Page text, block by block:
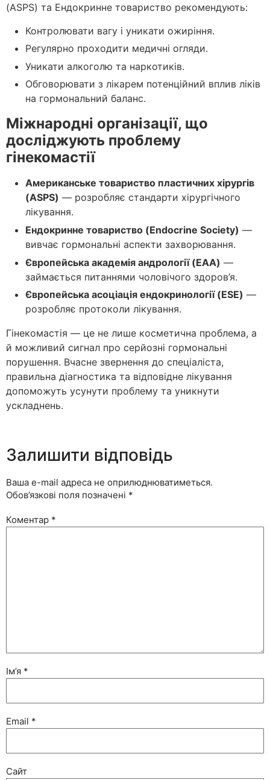
(ASPS) та Ендокринне товариство рекомендують:
Контролювати вагу і уникати ожиріння.
Регулярно проходити медичні огляди.
Уникати алкоголю та наркотиків.
Обговорювати з лікарем потенційний вплив ліків
на гормональний баланс.
Міжнародні організації, що
досліджують проблему
гінекомастії
Американське товариство пластичних хірургів
(ASPS) — розробляє стандарти хірургічного
лікування.
Ендокринне товариство (Endocrine Society) —
вивчає гормональні аспекти захворювання.
Європейська академія андрології (EAA) —
займається питаннями чоловічого здоров’я.
Європейська асоціація ендокринології (ESE) —
розробляє протоколи лікування.
Гінекомастія — це не лише косметична проблема, а
й можливий сигнал про серйозні гормональні
порушення. Вчасне звернення до спеціаліста,
правильна діагностика та відповідне лікування
допоможуть усунути проблему та уникнути
ускладнень.
Залишити відповідь
Ваша e-mail адреса не оприлюднюватиметься.
Обов’язкові поля позначені *
Коментар *
Ім’я *
Email *
Сайт